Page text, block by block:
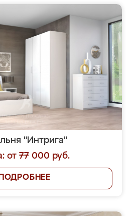
"Интрига"
от 77 000 руб.
ПОДРОБНЕЕ